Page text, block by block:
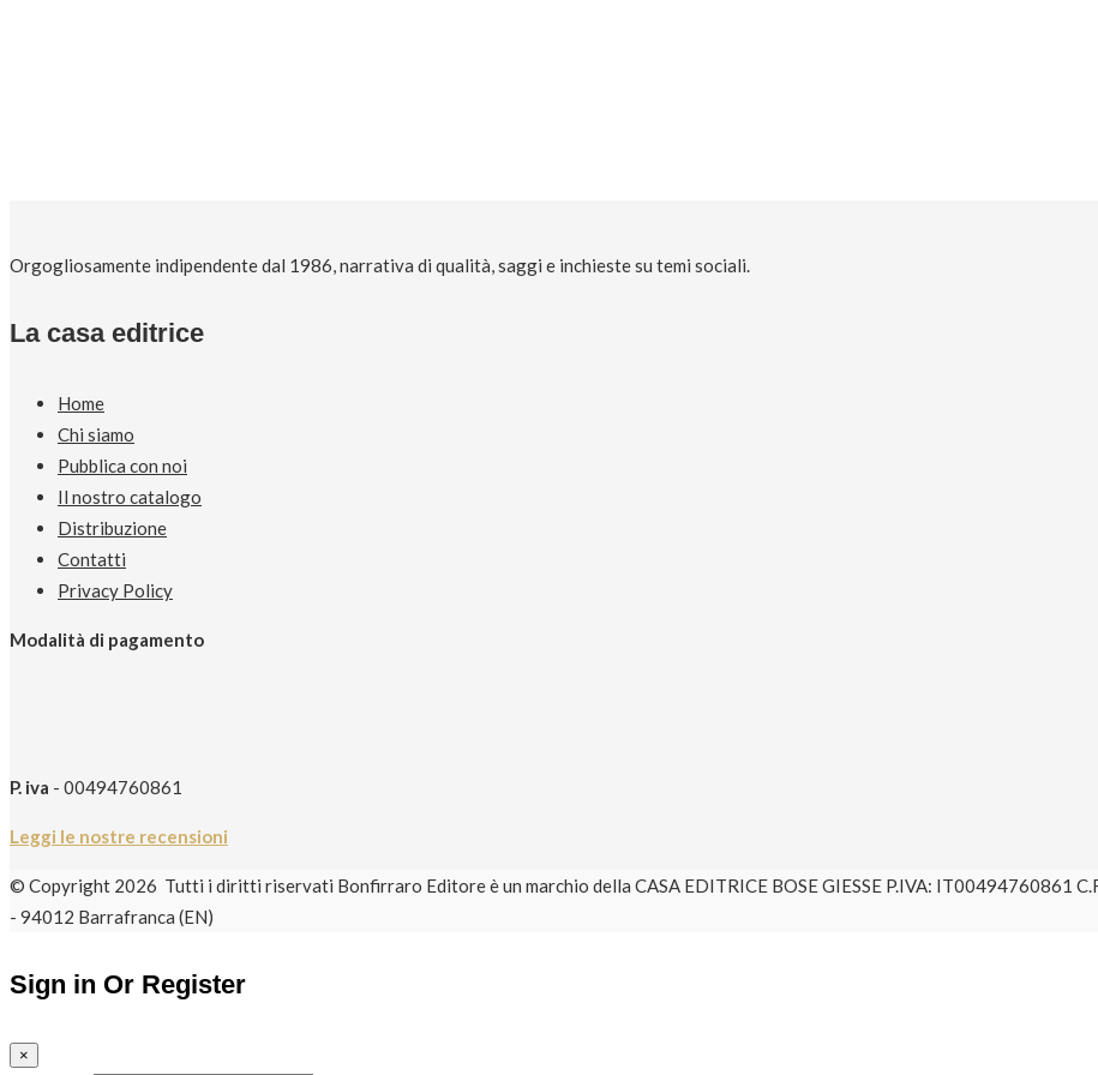
Orgogliosamente indipendente dal 1986, narrativa di qualità, saggi e inchieste su temi sociali.
La casa editrice
Home
Chi siamo
Pubblica con noi
Il nostro catalogo
Distribuzione
Contatti
Privacy Policy
Modalità di pagamento
P. iva - 00494760861
Leggi le nostre recensioni
© Copyright 2026 Tutti i diritti riservati Bonfirraro Editore è un marchio della CASA EDITRICE BOSE GIESSE P.IVA: IT00494760861
- 94012 Barrafranca (EN)
Sign in Or Register
×